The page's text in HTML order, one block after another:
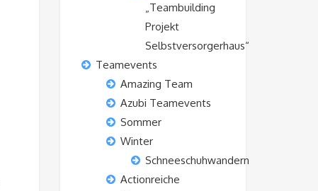
„Teambuilding
Projekt
Selbstversorgerhaus“
Teamevents
Amazing Team
Azubi Teamevents
Sommer
Winter
Schneeschuhwandern
Actionreiche